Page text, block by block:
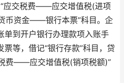
“应交税费——应交增值税(进项
币资金——银行本票”科目。企
单到开户银行办理款项入账手
等，借记“银行存款”科目，贷
费——应交增值税(销项税额)”